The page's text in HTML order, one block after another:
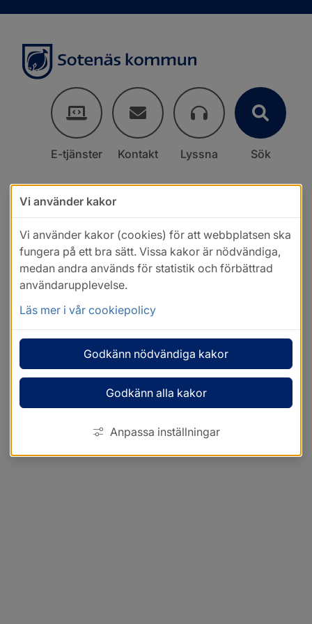
E-tjänster Kontakt Lyssna Sök
Vi använder kakor
Vi använder kakor (cookies) för att webbplatsen ska
fungera på ett bra sätt. Vissa kakor är nödvändiga,
medan andra används för statistik och förbättrad
användarupplevelse.
Läs mer i vår cookiepolicy
Godkänn nödvändiga kakor
Godkänn alla kakor
Anpassa inställningar